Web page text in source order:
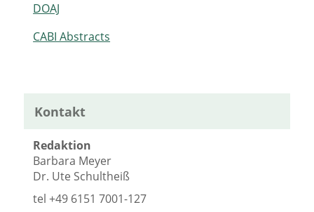
DOAJ
CABI Abstracts
Kontakt
Redaktion
Barbara Meyer
Dr. Ute Schultheiß
tel+49 6151 7001-127